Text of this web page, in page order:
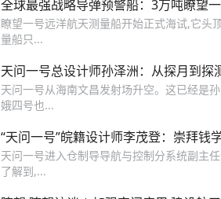
全球最强战略导弹预警船：3万吨瞭望
瞭望一号远洋航天测量船开始正式海试,它头
量船只...
天问一号总设计师孙泽洲：从探月到探
天问一号从海南文昌发射场升空。这已经是
娥四号也...
“天问一号”皖籍设计师李茂登：崇拜钱
天问一号进入仓制导导航与控制分系统副主
了解到,...